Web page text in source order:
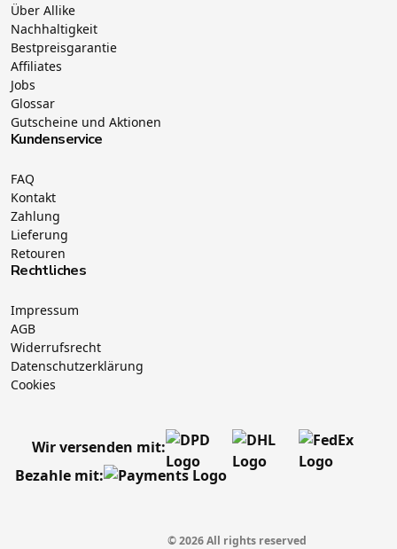
Über Allike
Nachhaltigkeit
Bestpreisgarantie
Affiliates
Jobs
Glossar
Gutscheine und Aktionen
Kundenservice
FAQ
Kontakt
Zahlung
Lieferung
Retouren
Rechtliches
Impressum
AGB
Widerrufsrecht
Datenschutzerklärung
Cookies
Wir versenden mit:
Bezahle mit:
© 2026 All rights reserved